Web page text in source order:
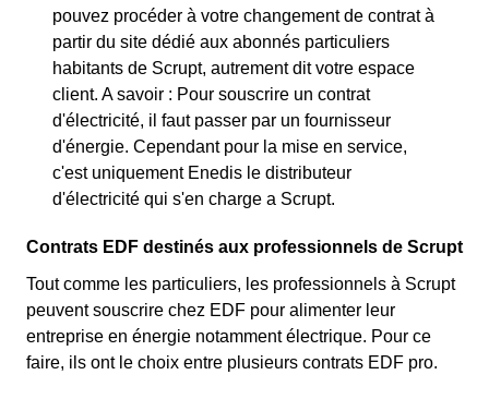
pouvez procéder à votre changement de contrat à
partir du site dédié aux abonnés particuliers
habitants de Scrupt, autrement dit votre espace
client. A savoir : Pour souscrire un contrat
d'électricité, il faut passer par un fournisseur
d'énergie. Cependant pour la mise en service,
c'est uniquement Enedis le distributeur
d'électricité qui s'en charge a Scrupt.
Contrats EDF destinés aux professionnels de Scrupt
Tout comme les particuliers, les professionnels à Scrupt
peuvent souscrire chez EDF pour alimenter leur
entreprise en énergie notamment électrique. Pour ce
faire, ils ont le choix entre plusieurs contrats EDF pro.